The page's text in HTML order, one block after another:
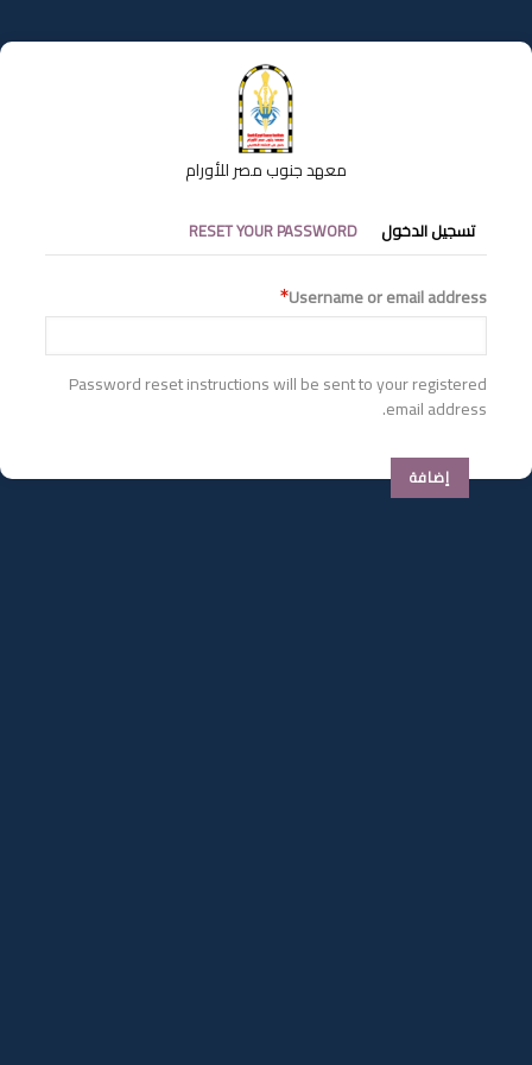
إلى
المحتوى
معهد جنوب مصر للأورام
التبويبات
الأساسية
تسجيل الدخول RESET YOUR PASSWORD
Username or email address
Password reset instructions will be sent to your registered
email address.